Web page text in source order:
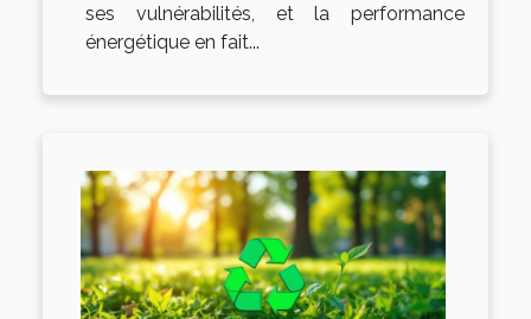
ses vulnérabilités, et la performance
énergétique en fait...